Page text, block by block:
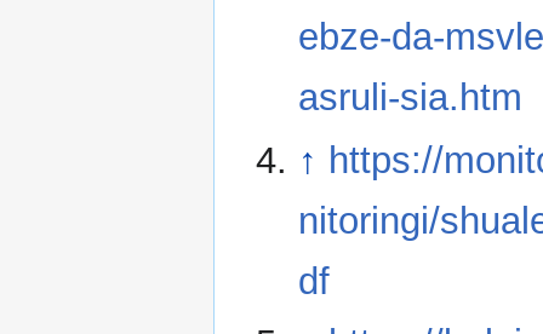
ebze-da-
asruli-sia.htm
↑ https://
nitoringi/
df